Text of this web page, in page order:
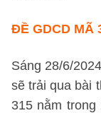
ĐỀ GDCD MÃ
Sáng 28/6/
sẽ trải qua bài
315 nằm